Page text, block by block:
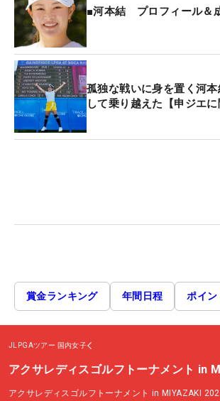
■河本結 プロフィール＆
孤独な戦いに身を置く河
して乗り越えた【申ジエに
賞金ランキング 年間日程 ポイン
JLPGAツアー 国内女子
アクサレディスゴルフトーナメント in
アクサレディスゴルフトーナメント in MIYAZAKI